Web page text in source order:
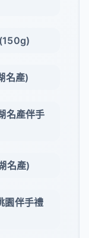
名產)
名產伴手
名產)
園伴手禮